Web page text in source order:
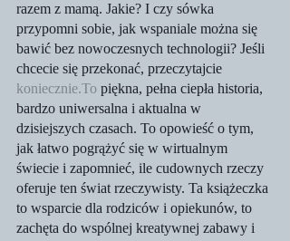
razem z mamą. Jakie? I czy sówka
przypomni sobie, jak wspaniale można się
bawić bez nowoczesnych technologii? Jeśli
chcecie się przekonać, przeczytajcie
koniecznie.To piękna, pełna ciepła historia,
bardzo uniwersalna i aktualna w
dzisiejszych czasach. To opowieść o tym,
jak łatwo pogrążyć się w wirtualnym
świecie i zapomnieć, ile cudownych rzeczy
oferuje ten świat rzeczywisty. Ta książeczka
to wsparcie dla rodziców i opiekunów, to
zachęta do wspólnej kreatywnej zabawy i